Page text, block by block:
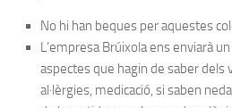
No hi han beques per aquestes
L’empresa Brúixola ens enviarà
aspectes que hagin de saber dels
al·lèrgies, medicació, si saben